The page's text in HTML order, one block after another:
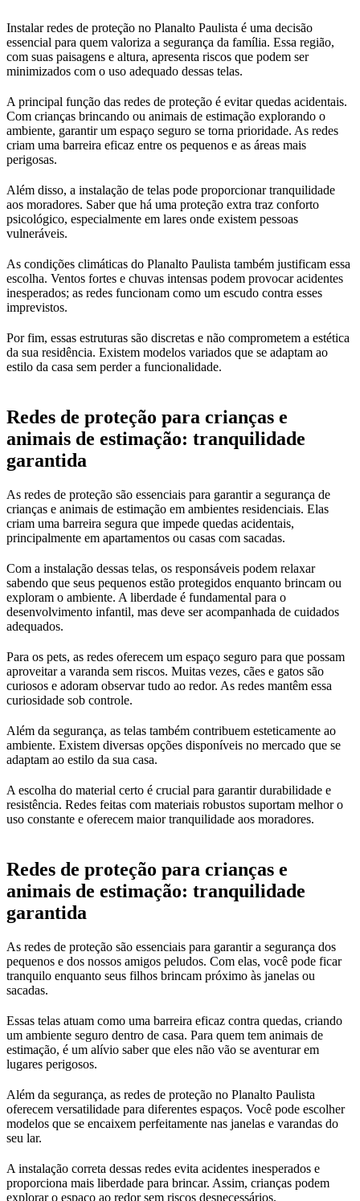
Instalar redes de proteção no Planalto Paulista é uma decisão
essencial para quem valoriza a segurança da família. Essa região,
com suas paisagens e altura, apresenta riscos que podem ser
minimizados com o uso adequado dessas telas.
A principal função das redes de proteção é evitar quedas acidentais.
Com crianças brincando ou animais de estimação explorando o
ambiente, garantir um espaço seguro se torna prioridade. As redes
criam uma barreira eficaz entre os pequenos e as áreas mais
perigosas.
Além disso, a instalação de telas pode proporcionar tranquilidade
aos moradores. Saber que há uma proteção extra traz conforto
psicológico, especialmente em lares onde existem pessoas
vulneráveis.
As condições climáticas do Planalto Paulista também justificam essa
escolha. Ventos fortes e chuvas intensas podem provocar acidentes
inesperados; as redes funcionam como um escudo contra esses
imprevistos.
Por fim, essas estruturas são discretas e não comprometem a estética
da sua residência. Existem modelos variados que se adaptam ao
estilo da casa sem perder a funcionalidade.
Redes de proteção para crianças e
animais de estimação: tranquilidade
garantida
As redes de proteção são essenciais para garantir a segurança de
crianças e animais de estimação em ambientes residenciais. Elas
criam uma barreira segura que impede quedas acidentais,
principalmente em apartamentos ou casas com sacadas.
Com a instalação dessas telas, os responsáveis podem relaxar
sabendo que seus pequenos estão protegidos enquanto brincam ou
exploram o ambiente. A liberdade é fundamental para o
desenvolvimento infantil, mas deve ser acompanhada de cuidados
adequados.
Para os pets, as redes oferecem um espaço seguro para que possam
aproveitar a varanda sem riscos. Muitas vezes, cães e gatos são
curiosos e adoram observar tudo ao redor. As redes mantêm essa
curiosidade sob controle.
Além da segurança, as telas também contribuem esteticamente ao
ambiente. Existem diversas opções disponíveis no mercado que se
adaptam ao estilo da sua casa.
A escolha do material certo é crucial para garantir durabilidade e
resistência. Redes feitas com materiais robustos suportam melhor o
uso constante e oferecem maior tranquilidade aos moradores.
Redes de proteção para crianças e
animais de estimação: tranquilidade
garantida
As redes de proteção são essenciais para garantir a segurança dos
pequenos e dos nossos amigos peludos. Com elas, você pode ficar
tranquilo enquanto seus filhos brincam próximo às janelas ou
sacadas.
Essas telas atuam como uma barreira eficaz contra quedas, criando
um ambiente seguro dentro de casa. Para quem tem animais de
estimação, é um alívio saber que eles não vão se aventurar em
lugares perigosos.
Além da segurança, as redes de proteção no Planalto Paulista
oferecem versatilidade para diferentes espaços. Você pode escolher
modelos que se encaixem perfeitamente nas janelas e varandas do
seu lar.
A instalação correta dessas redes evita acidentes inesperados e
proporciona mais liberdade para brincar. Assim, crianças podem
explorar o espaço ao redor sem riscos desnecessários.